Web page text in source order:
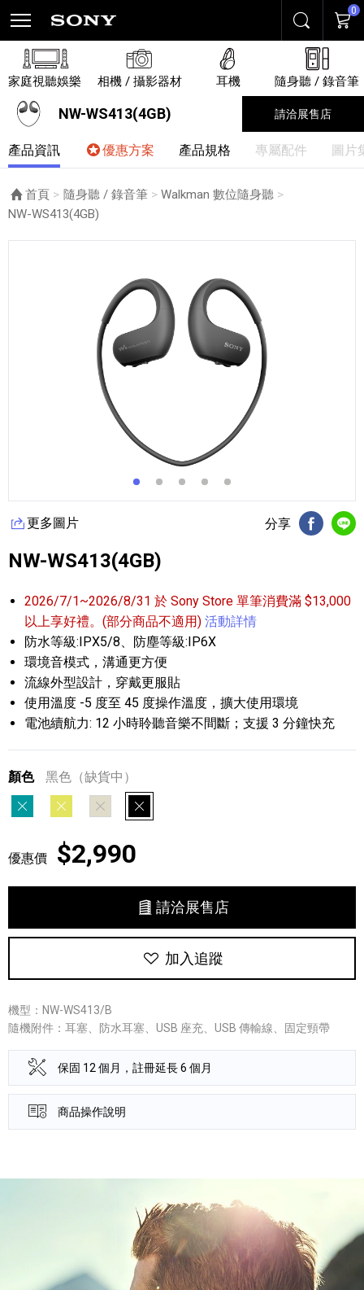
搜尋 購物
0
家庭視聽娛樂 相機 / 攝影器材 耳機 隨身聽 / 錄音筆
NW-WS413(4GB) 請洽展售店
產品資訊 優惠方案 產品規格 專屬配件 圖片
首頁 隨身聽 / 錄音筆
Walkman 數位隨身聽
目前頁面：
NW-WS413(4GB)
更多圖片 分享
FB分享
NW-WS413(4GB)
2026/7/1~2026/8/31 於 Sony Store 單筆消費滿 $13,000
以上享好禮。(部分商品不適用) 活動詳情
防水等級:IPX5/8、防塵等級:IP6X
環境音模式，溝通更方便
流線外型設計，穿戴更服貼
使用溫度 -5 度至 45 度操作溫度，擴大使用環境
電池續航力: 12 小時聆聽音樂不間斷；支援 3 分鐘快充
顏色 黑色（缺貨中）
藍色 檸檬黃 象牙白 黑色
優惠價 $2,990
請洽展售店
加入追蹤
機型：NW-WS413/B
隨機附件：耳塞、防水耳塞、USB 座充、USB 傳輸線、固定頸帶
保固 12 個月，註冊延長 6 個月
商品操作說明